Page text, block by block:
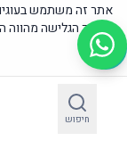
חיפוש
אתר זה משתמש
המשך הגלישה מהווה